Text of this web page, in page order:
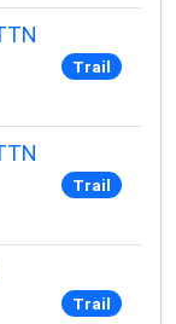
Trail
Trail
Trail